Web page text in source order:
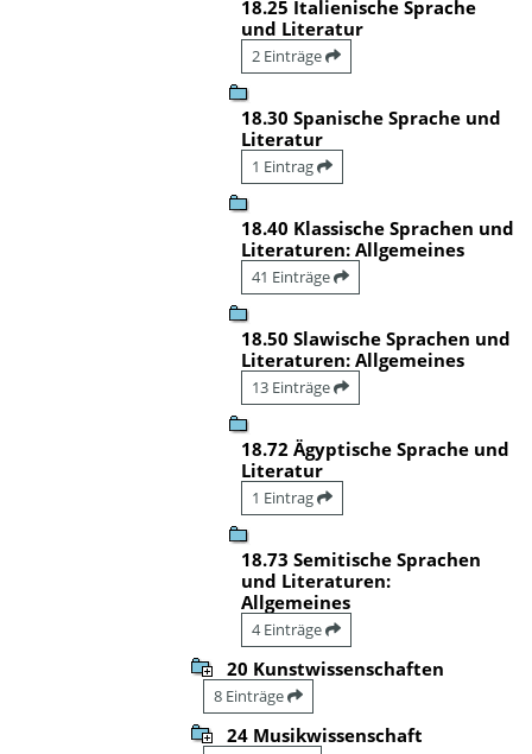
18.25 Italienische Sprache
und Literatur
2 Einträge
18.30 Spanische Sprache und
Literatur
1 Eintrag
18.40 Klassische Sprachen und
Literaturen: Allgemeines
41 Einträge
18.50 Slawische Sprachen und
Literaturen: Allgemeines
13 Einträge
18.72 Ägyptische Sprache und
Literatur
1 Eintrag
18.73 Semitische Sprachen
und Literaturen:
Allgemeines
4 Einträge
20 Kunstwissenschaften
8 Einträge
24 Musikwissenschaft